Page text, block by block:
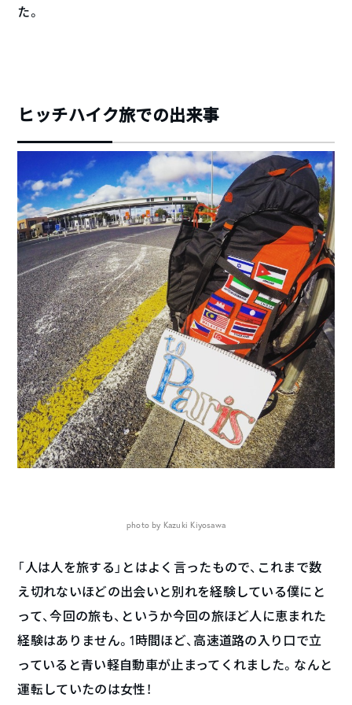
た。
ヒッチハイク旅での出来事
photo by Kazuki Kiyosawa
「人は人を旅する」とはよく言ったもので、これまで数
え切れないほどの出会いと別れを経験している僕にと
って、今回の旅も、というか今回の旅ほど人に恵まれた
経験はありません。1時間ほど、高速道路の入り口で立
っていると青い軽自動車が止まってくれました。なんと
運転していたのは女性！